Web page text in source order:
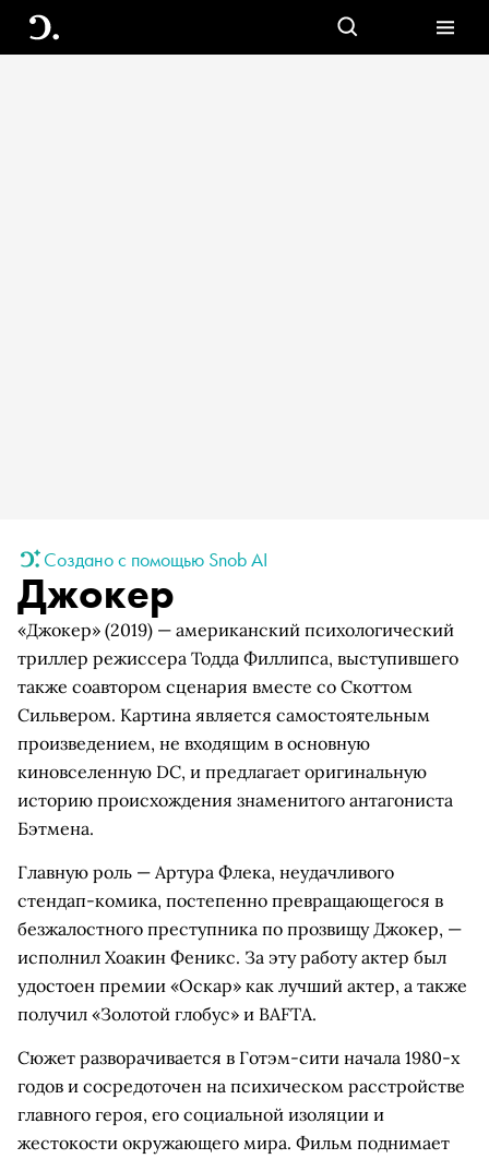
Создано с помощью Snob AI
Джокер
«Джокер» (2019) — американский психологический
триллер режиссера Тодда Филлипса, выступившего
также соавтором сценария вместе со Скоттом
Сильвером. Картина является самостоятельным
произведением, не входящим в основную
киновселенную DC, и предлагает оригинальную
историю происхождения знаменитого антагониста
Бэтмена.
Главную роль — Артура Флека, неудачливого
стендап-комика, постепенно превращающегося в
безжалостного преступника по прозвищу Джокер, —
исполнил Хоакин Феникс. За эту работу актер был
удостоен премии «Оскар» как лучший актер, а также
получил «Золотой глобус» и BAFTA.
Сюжет разворачивается в Готэм-сити начала 1980-х
годов и сосредоточен на психическом расстройстве
главного героя, его социальной изоляции и
жестокости окружающего мира. Фильм поднимает